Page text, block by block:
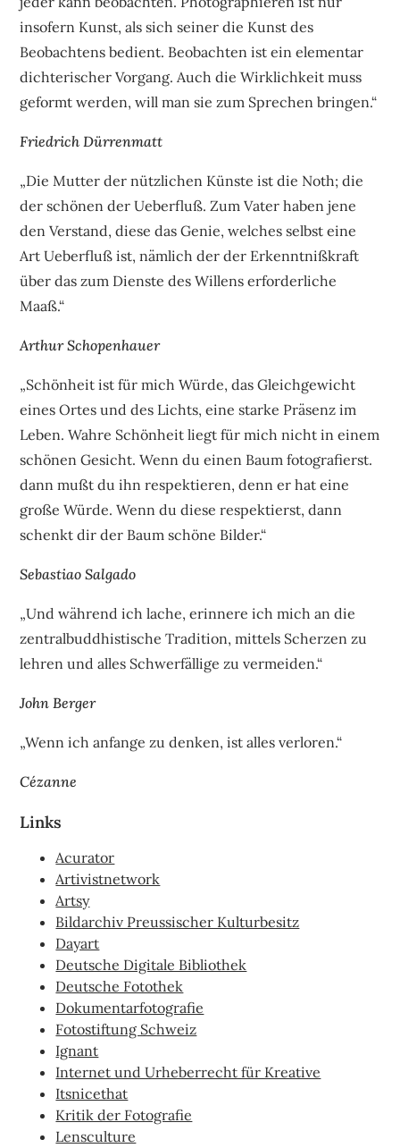
insofern Kunst, als sich seiner die Kunst des
Beobachtens bedient. Beobachten ist ein elementar
dichterischer Vorgang. Auch die Wirklichkeit muss
geformt werden, will man sie zum Sprechen bringen.“
Friedrich Dürrenmatt
„Die Mutter der nützlichen Künste ist die Noth; die
der schönen der Ueberfluß. Zum Vater haben jene
den Verstand, diese das Genie, welches selbst eine
Art Ueberfluß ist, nämlich der der Erkenntnißkraft
über das zum Dienste des Willens erforderliche
Maaß.“
Arthur Schopenhauer
„Schönheit ist für mich Würde, das Gleichgewicht
eines Ortes und des Lichts, eine starke Präsenz im
Leben. Wahre Schönheit liegt für mich nicht in einem
schönen Gesicht. Wenn du einen Baum fotografierst.
dann mußt du ihn respektieren, denn er hat eine
große Würde. Wenn du diese respektierst, dann
schenkt dir der Baum schöne Bilder.“
Sebastiao Salgado
„Und während ich lache, erinnere ich mich an die
zentralbuddhistische Tradition, mittels Scherzen zu
lehren und alles Schwerfällige zu vermeiden.“
John Berger
„Wenn ich anfange zu denken, ist alles verloren.“
Cézanne
Links
Acurator
Artivistnetwork
Artsy
Bildarchiv Preussischer Kulturbesitz
Dayart
Deutsche Digitale Bibliothek
Deutsche Fotothek
Dokumentarfotografie
Fotostiftung Schweiz
Ignant
Internet und Urheberrecht für Kreative
Itsnicethat
Kritik der Fotografie
Lensculture